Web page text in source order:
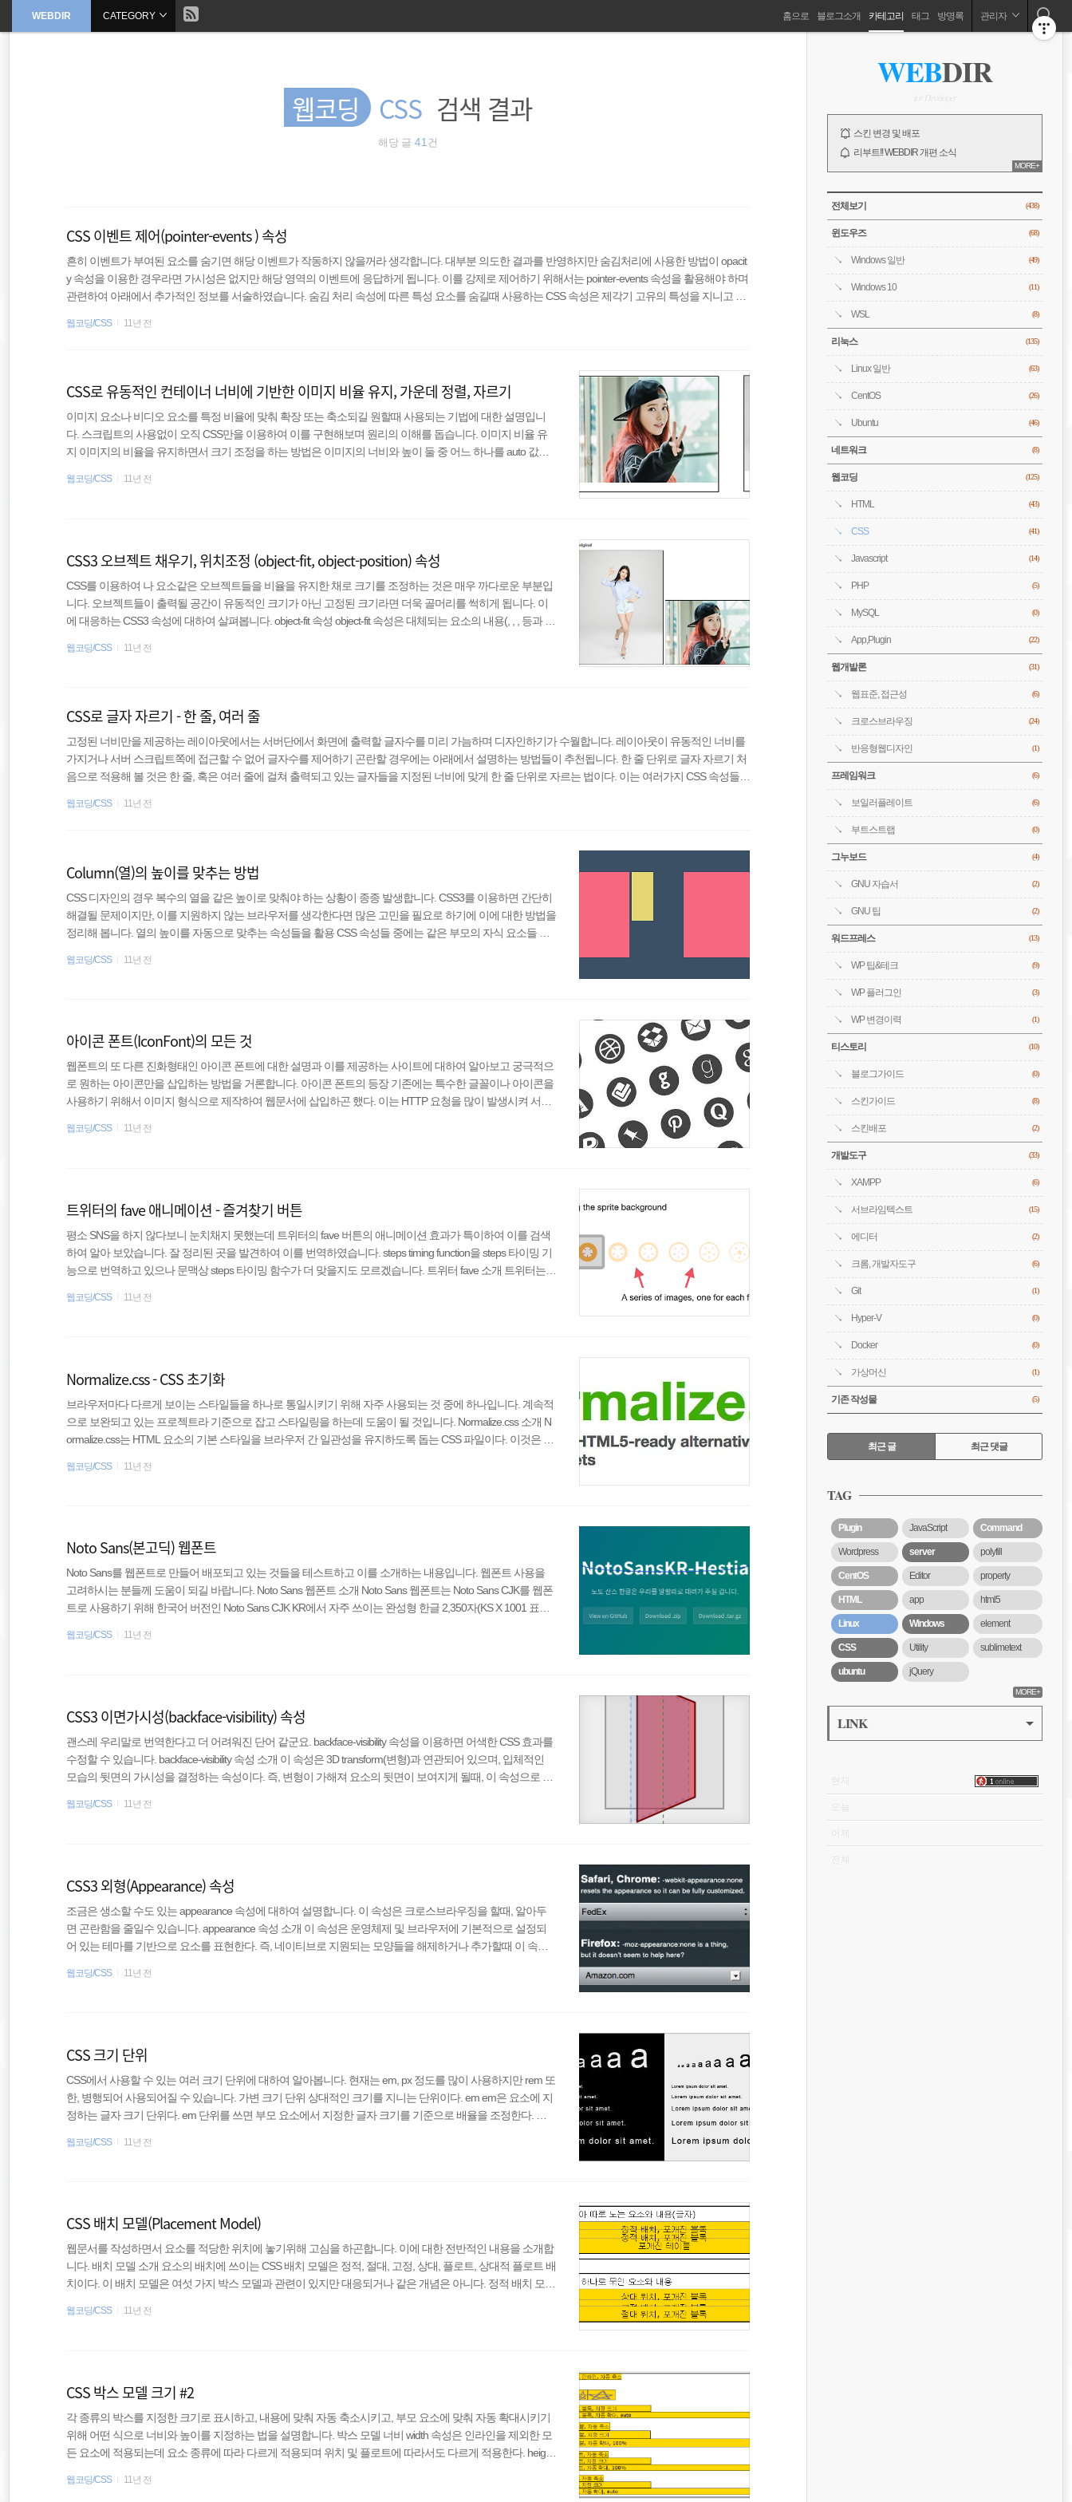
문
WEBDIR 현
CATEGORY 홈으로 블로그소개 카테고리 태그 방명록 관리자
웹코딩 CSS 검색 결과
해당 글 41건
CSS 이벤트 제어(pointer-events ) 속성
흔히 이벤트가 부여된 요소를 숨기면 해당 이벤트가 작동하지 않을꺼라 생각합니다. 대부분 의도한 결과를 반영하지만 숨김처리에 사용한 방법이 opacit
y 속성을 이용한 경우라면 가시성은 없지만 해당 영역의 이벤트에 응답하게 됩니다. 이를 강제로 제어하기 위해서는 pointer-events 속성을 활용해야 하며
관련하여 아래에서 추가적인 정보를 서술하였습니다. 숨김 처리 속성에 따른 특성 요소를 숨길때 사용하는 CSS 속성은 제각기 고유의 특성을 지니고 있
이블안에서만 비점유 비활성 불가능 display:..
웹코딩/CSS 11년 전
CSS로 유동적인 컨테이너 너비에 기반한 이미지 비율 유지, 가운데 정렬, 자르기
이미지 요소나 비디오 요소를 특정 비율에 맞춰 확장 또는 축소되길 원할때 사용되는 기법에 대한 설명입니
다. 스크립트의 사용없이 오직 CSS만을 이용하여 이를 구현해보며 원리의 이해를 돕습니다. 이미지 비율 유
지 이미지의 비율을 유지하면서 크기 조정을 하는 방법은 이미지의 너비와 높이 둘 중 어느 하나를 auto 값을
00%; height: auto; } 반응형 이미지의 너비를 자유롭게 조정하기 위해서 이를 감싸는 컨테이너를 추가 해주고
웹코딩/CSS 11년 전
CSS3 오브젝트 채우기, 위치조정 (object-fit, object-position) 속성
CSS를 이용하여 나 요소같은 오브젝트들을 비율을 유지한 채로 크기를 조정하는 것은 매우 까다로운 부분입
니다. 오브젝트들이 출력될 공간이 유동적인 크기가 아닌 고정된 크기라면 더욱 골머리를 썩히게 됩니다. 이
에 대응하는 CSS3 속성에 대하여 살펴봅니다. object-fit 속성 object-fit 속성은 대체되는 요소의 내용(, , , 등과 같
출력하는 다양한 경우처럼 제각각의 크기를 가진 오브젝트등을 넘겨받아 비율을 유지한 채로 일정한 크기로
웹코딩/CSS 11년 전
CSS로 글자 자르기 - 한 줄, 여러 줄
고정된 너비만을 제공하는 레이아웃에서는 서버단에서 화면에 출력할 글자수를 미리 가늠하며 디자인하기가 수월합니다. 레이아웃이 유동적인 너비를
가지거나 서버 스크립트쪽에 접근할 수 없어 글자수를 제어하기 곤란할 경우에는 아래에서 설명하는 방법들이 추천됩니다. 한 줄 단위로 글자 자르기 처
음으로 적용해 볼 것은 한 줄, 혹은 여러 줄에 걸쳐 출력되고 있는 글자들을 지정된 너비에 맞게 한 줄 단위로 자르는 법이다. 이는 여러가지 CSS 속성들을
모델 (box model) #1 에서 살펴봤듯이 display 속성의 inline 값과 같이 요소의 너비를 가질 수 없는..
웹코딩/CSS 11년 전
Column(열)의 높이를 맞추는 방법
CSS 디자인의 경우 복수의 열을 같은 높이로 맞춰야 하는 상황이 종종 발생합니다. CSS3를 이용하면 간단히
해결될 문제이지만, 이를 지원하지 않는 브라우저를 생각한다면 많은 고민을 필요로 하기에 이에 대한 방법을
정리해 봅니다. 열의 높이를 자동으로 맞추는 속성들을 활용 CSS 속성들 중에는 같은 부모의 자식 요소들 사
상 요소를 감싸는 부모요소에 display: flex 를 설정하고 대상요소들의 순서를 정해주면 간단히 완성시킬 수 있
웹코딩/CSS 11년 전
아이콘 폰트(IconFont)의 모든 것
웹폰트의 또 다른 진화형태인 아이콘 폰트에 대한 설명과 이를 제공하는 사이트에 대하여 알아보고 궁극적으
로 원하는 아이콘만을 삽입하는 방법을 거론합니다. 아이콘 폰트의 등장 기존에는 특수한 글꼴이나 아이콘을
사용하기 위해서 이미지 형식으로 제작하여 웹문서에 삽입하곤 했다. 이는 HTTP 요청을 많이 발생시켜 서버
용하여 여러 이미지를 하나의 큰 이미지에 포함시킨 배경 이미지로 제작하여 단 한번의 HTTP 요청을 통해 문
웹코딩/CSS 11년 전
트위터의 fave 애니메이션 - 즐겨찾기 버튼
평소 SNS을 하지 않다보니 눈치채지 못했는데 트위터의 fave 버튼의 애니메이션 효과가 특이하여 이를 검색
하여 알아 보았습니다. 잘 정리된 곳을 발견하여 이를 번역하였습니다. steps timing function을 steps 타이밍 기
능으로 번역하고 있으나 문맥상 steps 타이밍 함수가 더 맞을지도 모르겠습니다. 트위터 fave 소개 트위터는 fa
ition: 전환) 효과보다는 이미지의 모음을 이용한 애니메이션 효과가 중점이다. CSS 애니메이션 steps 타이밍
웹코딩/CSS 11년 전
Normalize.css - CSS 초기화
브라우저마다 다르게 보이는 스타일들을 하나로 통일시키기 위해 자주 사용되는 것 중에 하나입니다. 계속적
으로 보완되고 있는 프로젝트라 기준으로 잡고 스타일링을 하는데 도움이 될 것입니다. Normalize.css 소개 N
ormalize.css는 HTML 요소의 기본 스타일을 브라우저 간 일관성을 유지하도록 돕는 CSS 파일이다. 이것은 Bo
있다. HOME Normalize.css Project Site REPO Normalize.css source on GitHub Normalize.css 특징 브라우저(모
웹코딩/CSS 11년 전
Noto Sans(본고딕) 웹폰트
Noto Sans를 웹폰트로 만들어 배포되고 있는 것들을 테스트하고 이를 소개하는 내용입니다. 웹폰트 사용을
고려하시는 분들께 도움이 되길 바랍니다. Noto Sans 웹폰트 소개 Noto Sans 웹폰트는 Noto Sans CJK를 웹폰
트로 사용하기 위해 한국어 버전인 Noto Sans CJK KR에서 자주 쓰이는 완성형 한글 2,350자(KS X 1001 표준)
를 이용해 NotoSansKR-Hestia라는 웹폰트가 공유 되고 있다(이하 Noto Sans Korean 이라고 칭함). 또한, 본고
웹코딩/CSS 11년 전
CSS3 이면가시성(backface-visibility) 속성
괜스레 우리말로 번역한다고 더 어려워진 단어 같군요. backface-visibility 속성을 이용하면 어색한 CSS 효과를
수정할 수 있습니다. backface-visibility 속성 소개 이 속성은 3D transform(변형)과 연관되어 있으며, 입체적인
모습의 뒷면의 가시성을 결정하는 속성이다. 즉, 변형이 가해져 요소의 뒷면이 보여지게 될때, 이 속성으로 숨
ckface-visibility: hidden; /* Chrome, Safari, Opera */ backface-visibility: hidden; } backface-visibility 속성값 hidden : 이
웹코딩/CSS 11년 전
CSS3 외형(Appearance) 속성
조금은 생소할 수도 있는 appearance 속성에 대하여 설명합니다. 이 속성은 크로스브라우징을 할때, 알아두
면 곤란함을 줄일수 있습니다. appearance 속성 소개 이 속성은 운영체제 및 브라우저에 기본적으로 설정되
어 있는 테마를 기반으로 요소를 표현한다. 즉, 네이티브로 지원되는 모양들을 해제하거나 추가할때 이 속성
Safari and Chrome */ } 예를 들면 iOS의 폼 요소들에 부여되어 있는 둥근 테두리값이나 그림자 효과를 제거할
웹코딩/CSS 11년 전
CSS 크기 단위
CSS에서 사용할 수 있는 여러 크기 단위에 대하여 알아봅니다. 현재는 em, px 정도를 많이 사용하지만 rem 또
한, 병행되어 사용되어질 수 있습니다. 가변 크기 단위 상대적인 크기를 지니는 단위이다. em em은 요소에 지
정하는 글자 크기 단위다. em 단위를 쓰면 부모 요소에서 지정한 글자 크기를 기준으로 배율을 조정한다. 따
들때 많이 사용한다. ex ex는 요소에 들어잇는 현재 폰트의 문자 x의 높이에 해당하는 단위다. ex 단위의 크기
웹코딩/CSS 11년 전
CSS 배치 모델(Placement Model)
웹문서를 작성하면서 요소를 적당한 위치에 놓기위해 고심을 하곤합니다. 이에 대한 전반적인 내용을 소개합
니다. 배치 모델 소개 요소의 배치에 쓰이는 CSS 배치 모델은 정적, 절대, 고정, 상대, 플로트, 상대적 플로트 배
치이다. 이 배치 모델은 여섯 가지 박스 모델과 관련이 있지만 대응되거나 같은 개념은 아니다. 정적 배치 모델
배치에 사용하는데, 이때 어느 요소든 절대 위치 박스일 수 있다. 플로트 배치 모델 : 플로트 박스의 배치에 사
웹코딩/CSS 11년 전
CSS 박스 모델 크기 #2
각 종류의 박스를 지정한 크기로 표시하고, 내용에 맞춰 자동 축소시키고, 부모 요소에 맞춰 자동 확대시키기
위해 어떤 식으로 너비와 높이를 지정하는 법을 설명합니다. 박스 모델 너비 width 속성은 인라인을 제외한 모
든 요소에 적용되는데 요소 종류에 따라 다르게 적용되며 위치 및 플로트에 따라서도 다르게 적용한다. height
록 박스를 제외한 모든 박스 모델이 자동 축소된다. 자동 확대 : left: 0, right: 0, width: auto일때, 블록 박스, 절대
웹코딩/CSS 11년 전
WEBDIR
for Developer
NOTICE스킨 변경 및 배포
리부트!! WEBDIR 개편 소식
오픈!! WEBDIR 블로그 소개
전체 보기
MORE+
CATEGORY
전체보기 (438)
윈도우즈 (68)
Windows 일반 (49)
Windows 10 (11)
WSL (8)
리눅스 (135)
Linux 일반 (63)
CentOS (26)
Ubuntu (46)
네트워크 (8)
웹코딩 (125)
HTML (43)
CSS (41)
Javascript (14)
PHP (5)
MySQL (0)
App,Plugin (22)
웹개발론 (31)
웹표준, 접근성 (6)
크로스브라우징 (24)
반응형웹디자인 (1)
프레임워크 (6)
보일러플레이트 (6)
부트스트랩 (0)
그누보드 (4)
GNU 자습서 (2)
GNU 팁 (2)
워드프레스 (13)
WP 팁&테크 (9)
WP 플러그인 (3)
WP 변경이력 (1)
티스토리 (10)
블로그가이드 (0)
스킨가이드 (8)
스킨배포 (2)
개발도구 (33)
XAMPP (6)
서브라임텍스트 (15)
에디터 (2)
크롬, 개발자도구 (6)
Git (1)
Hyper-V (0)
Docker (0)
가상머신 (1)
기존 작성물 (5)
RECENTLY
최근 글 최근 댓글
근
글
TAG
Plugin JavaScript Command
Wordpress server polyfill
CentOS Editor property
HTML app html5
Linux Windows element
CSS Utility sublimetext
ubuntu jQuery
MORE+
LINK
현재
오늘
어제
전체
Command
Wordpress
CentOS
Editor